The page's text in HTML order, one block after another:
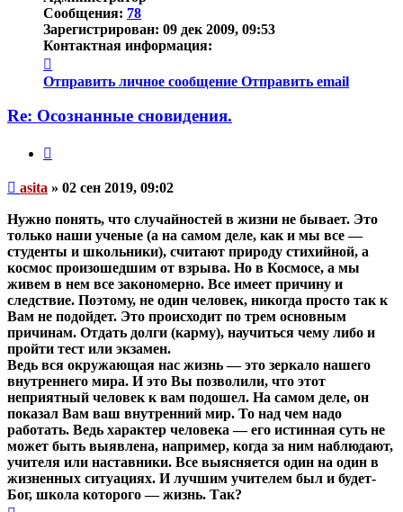
Сообщения: 78
Зарегистрирован: 09 дек 2009, 09:53
Контактная информация:
информация
пользователя
Отправить личное сообщение Отправить email
Re: Осознанные сновидения.
Непрочитанное
asita » 02 сен 2019, 09:02
Нужно понять, что случайностей в жизни не бывает. Это
только наши ученые (а на самом деле, как и мы все —
студенты и школьники), считают природу стихийной, а
космос произошедшим от взрыва. Но в Космосе, а мы
живем в нем все закономерно. Все имеет причину и
следствие. Поэтому, не один человек, никогда просто так к
Вам не подойдет. Это происходит по трем основным
причинам. Отдать долги (карму), научиться чему либо и
пройти тест или экзамен.
Ведь вся окружающая нас жизнь — это зеркало нашего
внутреннего мира. И это Вы позволили, что этот
неприятный человек к вам подошел. На самом деле, он
показал Вам ваш внутренний мир. То над чем надо
работать. Ведь характер человека — его истинная суть не
может быть выявлена, например, когда за ним наблюдают,
учителя или наставники. Все выясняется один на один в
жизненных ситуациях. И лучшим учителем был и будет-
Бог, школа которого — жизнь. Так?